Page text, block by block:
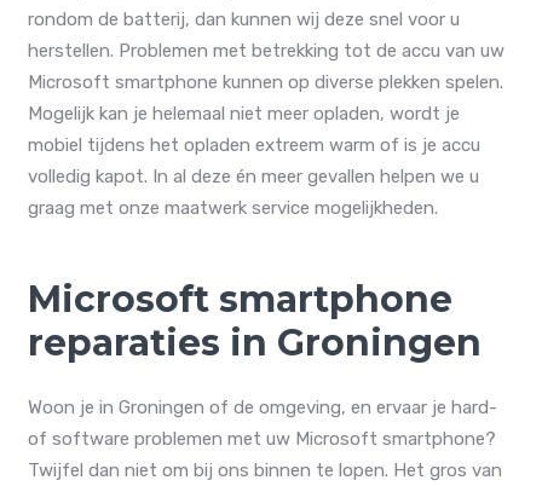
rondom de batterij, dan kunnen wij deze snel voor u
herstellen. Problemen met betrekking tot de accu van uw
Microsoft smartphone kunnen op diverse plekken spelen.
Mogelijk kan je helemaal niet meer opladen, wordt je
mobiel tijdens het opladen extreem warm of is je accu
volledig kapot. In al deze én meer gevallen helpen we u
graag met onze maatwerk service mogelijkheden.
Microsoft smartphone
reparaties in Groningen
Woon je in Groningen of de omgeving, en ervaar je hard-
of software problemen met uw Microsoft smartphone?
Twijfel dan niet om bij ons binnen te lopen. Het gros van